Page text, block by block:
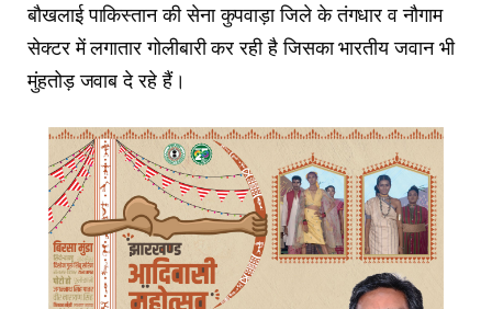
बौखलाई पाकिस्तान की सेना कुपवाड़ा जिले के तंगधार व नौगाम
सेक्टर में लगातार गोलीबारी कर रही है जिसका भारतीय जवान भी
मुंहतोड़ जवाब दे रहे हैं।